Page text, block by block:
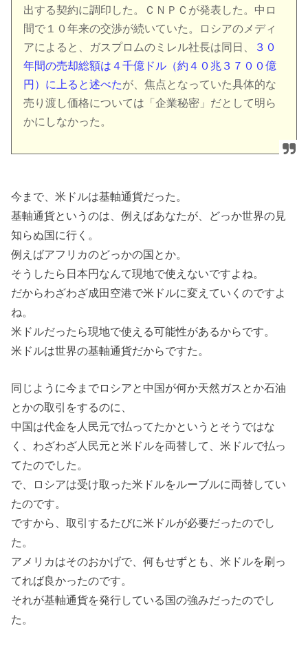
出する契約に調印した。ＣＮＰＣが発表した。中ロ
間で１０年来の交渉が続いていた。ロシアのメディ
アによると、ガスプロムのミレル社長は同日、
３０
年間の売却総額は４千億ドル（約４０兆３７００億
円）に上ると述べたが、焦点となっていた具体的な
売り渡し価格については「企業秘密」だとして明ら
かにしなかった。
今まで、米ドルは基軸通貨だった。
基軸通貨というのは、例えばあなたが、どっか世界の見
知らぬ国に行く。
例えばアフリカのどっかの国とか。
そうしたら日本円なんて現地で使えないですよね。
だからわざわざ成田空港で米ドルに変えていくのですよ
ね。
米ドルだったら現地で使える可能性があるからです。
米ドルは世界の基軸通貨だからですた。
同じように今までロシアと中国が何か天然ガスとか石油
とかの取引をするのに、
中国は代金を人民元で払ってたかというとそうではな
く、わざわざ人民元と米ドルを両替して、米ドルで払っ
てたのでした。
で、ロシアは受け取った米ドルをルーブルに両替してい
たのです。
ですから、取引するたびに米ドルが必要だったのでし
た。
アメリカはそのおかげで、何もせずとも、米ドルを刷っ
てれば良かったのです。
それが基軸通貨を発行している国の強みだったのでし
た。